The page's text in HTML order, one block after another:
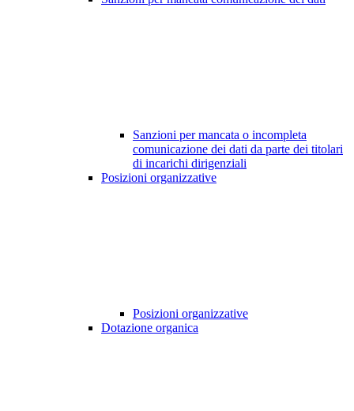
Sanzioni per mancata o incompleta
comunicazione dei dati da parte dei titolari
di incarichi dirigenziali
Posizioni organizzative
Posizioni organizzative
Dotazione organica